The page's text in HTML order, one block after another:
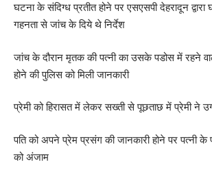
घटना के संदिग्ध प्रतीत होने पर एसएसपी देहरादून
गहनता से जांच के दिये थे निर्देश
जांच के दौरान मृतक की पत्नी का उसके पडोस में रहने
होने की पुलिस को मिली जानकारी
प्रेमी को हिरासत में लेकर सख्ती से पूछताछ में प्रेमी ने
पति को अपने प्रेम प्रसंग की जानकारी होने पर पत्नी के
को अंजाम